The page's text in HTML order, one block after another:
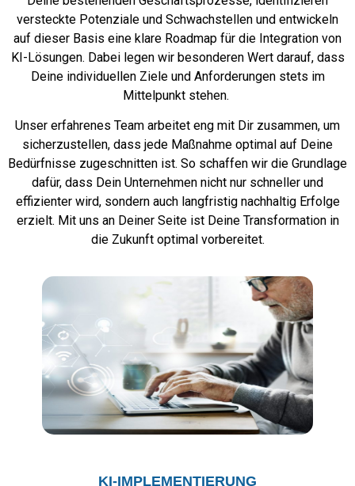
versteckte Potenziale und Schwachstellen und entwickeln
auf dieser Basis eine klare Roadmap für die Integration von
KI-Lösungen. Dabei legen wir besonderen Wert darauf, dass
Deine individuellen Ziele und Anforderungen stets im
Mittelpunkt stehen.
Unser erfahrenes Team arbeitet eng mit Dir zusammen, um
sicherzustellen, dass jede Maßnahme optimal auf Deine
Bedürfnisse zugeschnitten ist. So schaffen wir die Grundlage
dafür, dass Dein Unternehmen nicht nur schneller und
effizienter wird, sondern auch langfristig nachhaltig Erfolge
erzielt. Mit uns an Deiner Seite ist Deine Transformation in
die Zukunft optimal vorbereitet.
KI-IMPLEMENTIERUNG